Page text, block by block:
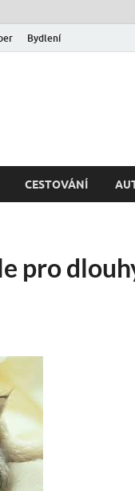
Bydlení
CESTOVÁNÍ
pro